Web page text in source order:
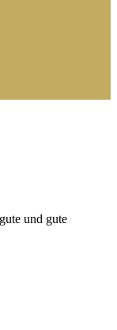
und gute